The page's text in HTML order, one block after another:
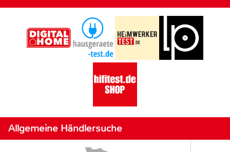
Allgemeine Händlersuche